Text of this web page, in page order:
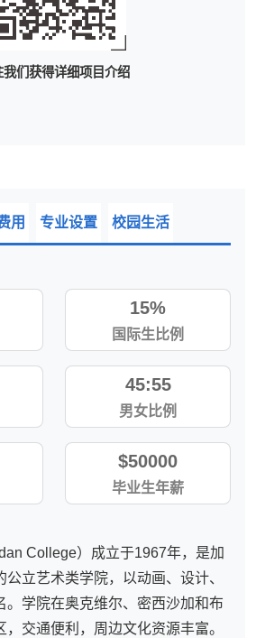
我们获得详细项目介绍
用 专业设置 校园生活
15%
国际生比例
45:55
男女比例
$50000
毕业生年薪
College）成立于1967年，是加
立艺术类学院，以动画、设计、
。学院在奥克维尔、密西沙加和布
交通便利，周边文化资源丰富。